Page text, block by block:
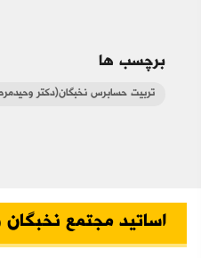
برچسب ها
تربیت حسابرس نخبگان(دکتر
اساتید مجتمع نخبگان